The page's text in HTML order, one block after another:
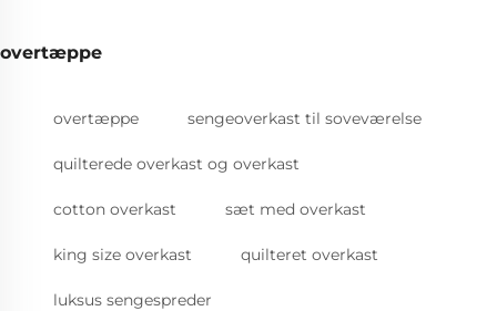
overtæppe
overtæppe sengeoverkast til soveværelse
quilterede overkast og overkast
cotton overkast sæt med overkast
king size overkast quilteret overkast
luksus sengespreder